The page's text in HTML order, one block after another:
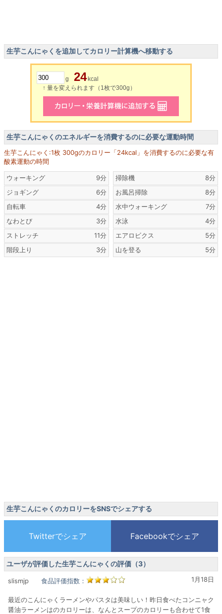
生芋こんにゃくを追加してカロリー計算機へ移動する
g 24 kcal
↑ 量を変えられます（1枚で300g）
生芋こんにゃくのエネルギーを消費するのに必要な運動時間
生芋こんにゃく:1枚 300gのカロリー「24kcal」を消費するのに必要な有
酸素運動の時間
ウォーキング
9分
ジョギング
6分
自転車
4分
なわとび
3分
ストレッチ
11分
階段上り
3分
掃除機
8分
お風呂掃除
8分
水中ウォーキング
7分
水泳
4分
エアロビクス
5分
山を登る
5分
生芋こんにゃくのカロリーをSNSでシェアする
ユーザが評価した生芋こんにゃくの評価（3）
slismjp 食品評価指数： 1月18日
最近のこんにゃくラーメンやパスタは美味しい！昨日食べたコンニャク
醤油ラーメンはのカロリーは、なんとスープのカロリーも合わせて1食